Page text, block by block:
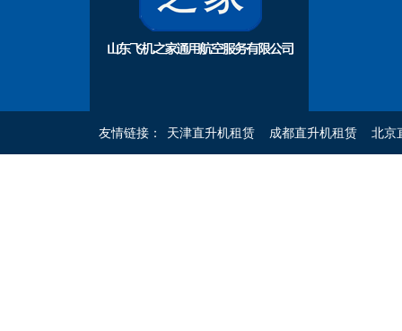
友情链接： 天津直升机租赁 成都直升机租赁 北京